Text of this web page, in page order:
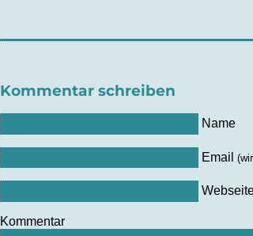
Kommentar schreiben
Name
Email
Kommentar